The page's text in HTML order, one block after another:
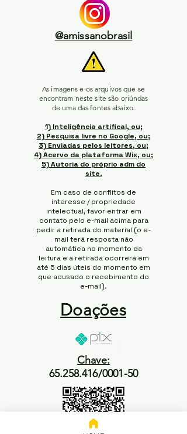
@amissanobrasil
As imagens e os arquivos que se
encontram neste site são oriúndas
de uma das fontes abaixo:
1) Inteligência artifical, ou;
2) Pesquisa livre no Google, ou;
3) Enviadas pelos leitores, ou;
4) Acervo da plataforma Wix, ou;
5) Autoria do próprio adm do
site.
Em caso de conflitos de
interesse / propriedade
intelectual, favor entrar em
contato pelo e-mail acima para
pedir a retirada do material (o e-
mail terá resposta não
automática no momento da
leitura e a retirada ocorrerá em
até 5 dias úteis do momento em
que acusado o recebimento do
e-mail).
Doações
Chave:
65.258.416/0001-50